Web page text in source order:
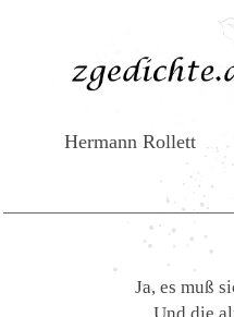
Hermann Rollett
Ja, es muß
Und die